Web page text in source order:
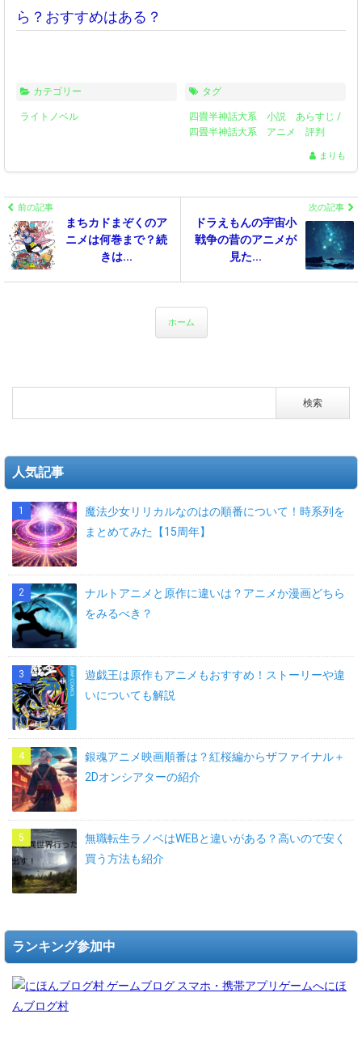
ら？おすすめはある？
カテゴリー
ライトノベル
タグ
四畳半神話大系 小説 あらすじ /
四畳半神話大系 アニメ 評判
まりも
前の記事
まちカドまぞくのア
ニメは何巻まで？続
きは...
次の記事
ドラえもんの宇宙小
戦争の昔のアニメが
見た...
ホーム
人気記事
魔法少女リリカルなのはの順番について！時系列を
まとめてみた【15周年】
ナルトアニメと原作に違いは？アニメか漫画どちら
をみるべき？
遊戯王は原作もアニメもおすすめ！ストーリーや違
いについても解説
銀魂アニメ映画順番は？紅桜編からザファイナル＋
2Dオンシアターの紹介
無職転生ラノベはWEBと違いがある？高いので安く
買う方法も紹介
ランキング参加中
にほ
んブログ村